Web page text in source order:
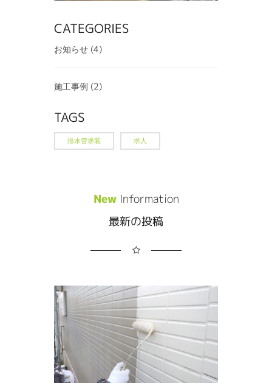
CATEGORIES
お知らせ (4)
施工事例 (2)
TAGS
排水管塗装 求人
NewInformation
最新の投稿